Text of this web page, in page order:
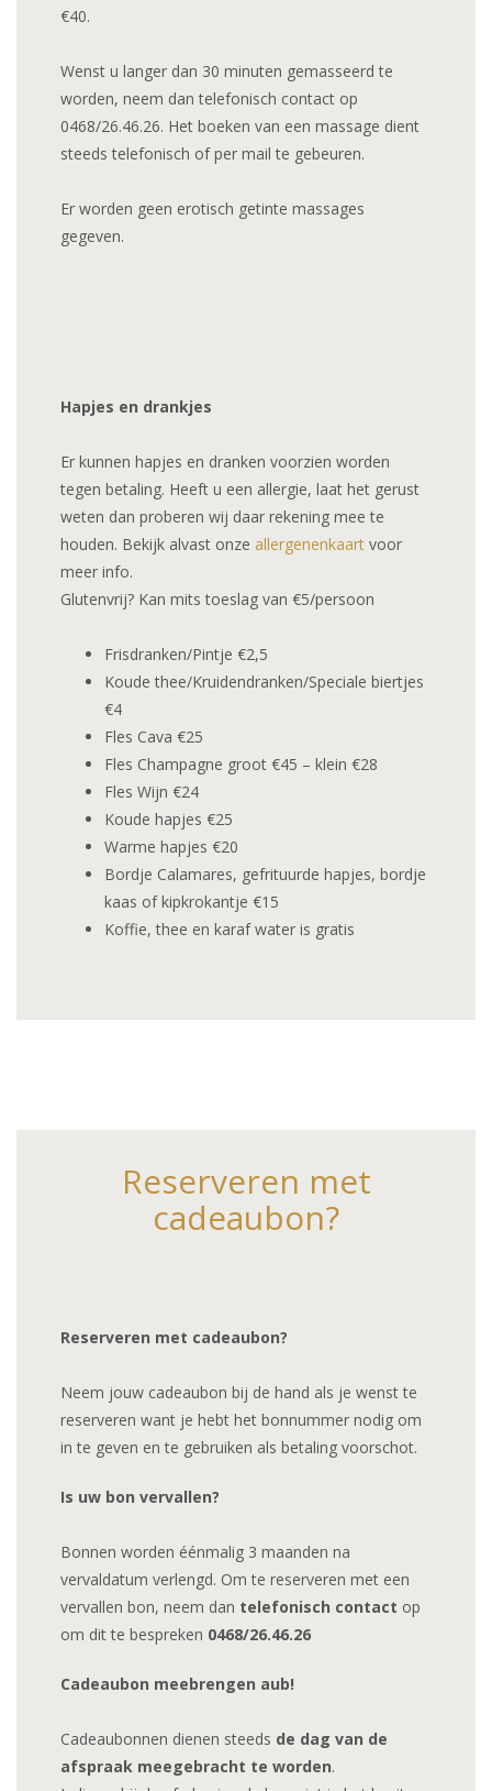
€40.
Wenst u langer dan 30 minuten gemasseerd te
worden, neem dan telefonisch contact op
0468/26.46.26. Het boeken van een massage dient
steeds telefonisch of per mail te gebeuren.
Er worden geen erotisch getinte massages
gegeven.
Hapjes en drankjes
Er kunnen hapjes en dranken voorzien worden
tegen betaling. Heeft u een allergie, laat het gerust
weten dan proberen wij daar rekening mee te
houden. Bekijk alvast onze allergenenkaart voor
meer info.
Glutenvrij? Kan mits toeslag van €5/persoon
Frisdranken/Pintje €2,5
Koude thee/Kruidendranken/Speciale biertjes
€4
Fles Cava €25
Fles Champagne groot €45 – klein €28
Fles Wijn €24
Koude hapjes €25
Warme hapjes €20
Bordje Calamares, gefrituurde hapjes, bordje
kaas of kipkrokantje €15
Koffie, thee en karaf water is gratis
Reserveren met
cadeaubon?
Reserveren met cadeaubon?
Neem jouw cadeaubon bij de hand als je wenst te
reserveren want je hebt het bonnummer nodig om
in te geven en te gebruiken als betaling voorschot.
Is uw bon vervallen?
Bonnen worden éénmalig 3 maanden na
vervaldatum verlengd. Om te reserveren met een
vervallen bon, neem dan telefonisch contact op
om dit te bespreken 0468/26.46.26
Cadeaubon meebrengen aub!
Cadeaubonnen dienen steeds de dag van de
afspraak meegebracht te worden.